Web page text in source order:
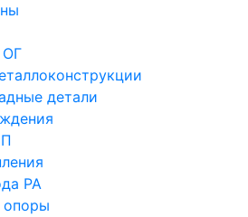
ОГ
детали
РА
опоры